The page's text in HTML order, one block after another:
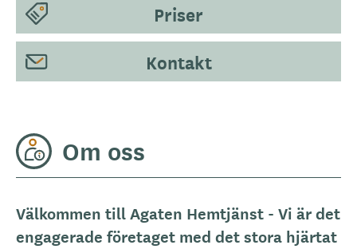
Priser
Kontakt
Om oss
Välkommen till Agaten Hemtjänst - Vi är det
engagerade företaget med det stora hjärtat